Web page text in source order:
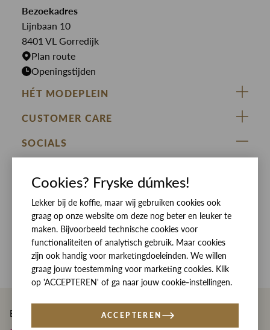
Bekijk alle merken >
Jurken
Rokken
Truien
T-shirts
Bezoekadres
Lijnbaan 10
8401 VL Gorredijk
Plan route
Openingstijden
HÉT MODEPLEIN
ZIJ VAN RINSMA
DE HEEREN VAN RINSMA
RINSMA.CONCEPTS
Eten en drinken
Openingstijden
Werken bij RINSMA
CUSTOMER CARE
Veelgestelde vragen
Betaalmethoden
Bezorgen
Contact
Reviews
SOCIALS
Betaal eenvoudig en veilig met
Cookies? Fryske dúmkes!
Lekker bij de koffie, maar wij gebruiken cookies ook
graag op onze website om deze nog beter en leuker te
maken. Bijvoorbeeld technische cookies voor
functionaliteiten of analytisch gebruik. Maar cookies
zijn ook handig voor marketingdoeleinden. We willen
graag jouw toestemming voor marketing cookies. Klik
op 'ACCEPTEREN' of ga naar jouw cookie-instellingen.
ACCEPTEREN